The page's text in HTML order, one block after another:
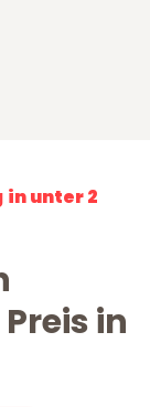
in unter 2
in